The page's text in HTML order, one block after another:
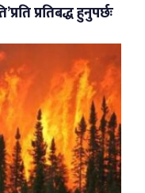
प्रतिबद्ध हुनुपर्छः